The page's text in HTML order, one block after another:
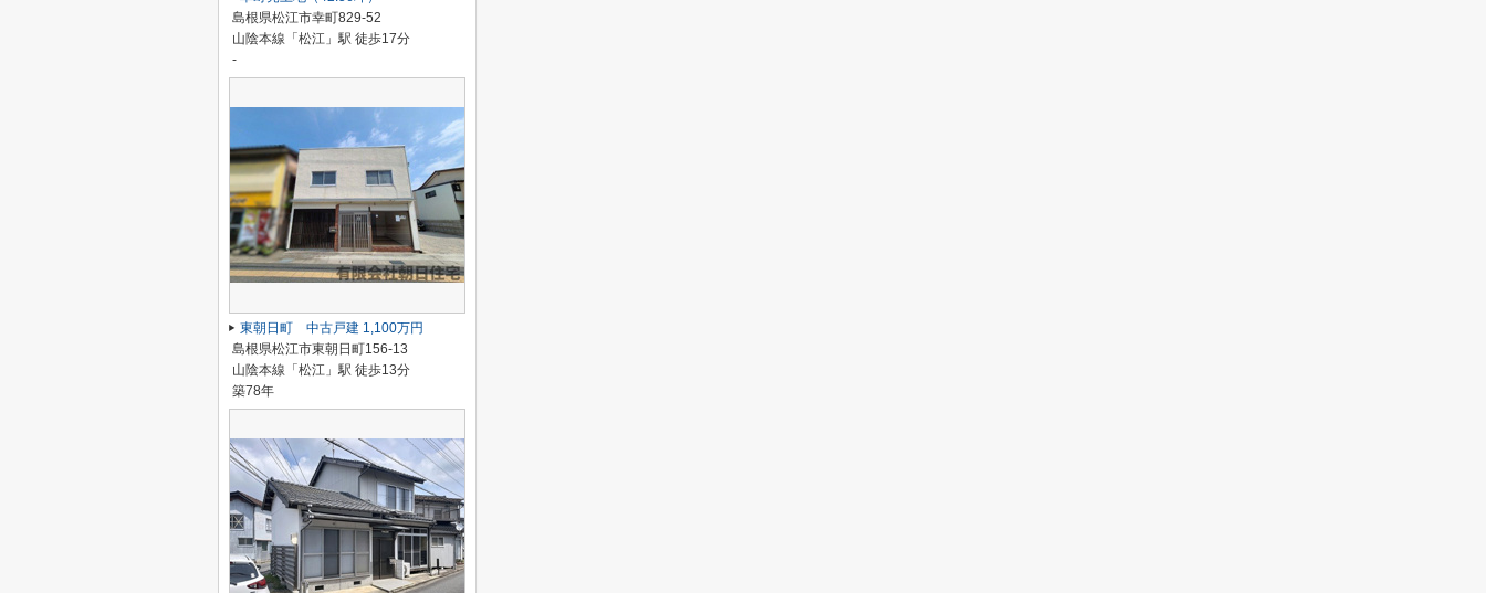
島根県松江市幸町829-52
山陰本線「松江」駅 徒歩17分
-
東朝日町 中古戸建 1,100万円
島根県松江市東朝日町156-13
山陰本線「松江」駅 徒歩13分
築78年